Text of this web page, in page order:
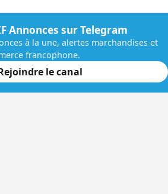
Annonces sur Telegram
à la une, alertes marchandises et
francophone.
le canal